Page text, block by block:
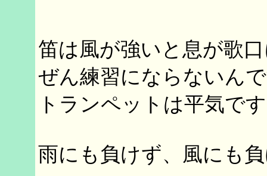
笛は風が強いと息が歌
ぜん練習にならないん
トランペットは平気で
雨にも負けず、風にも